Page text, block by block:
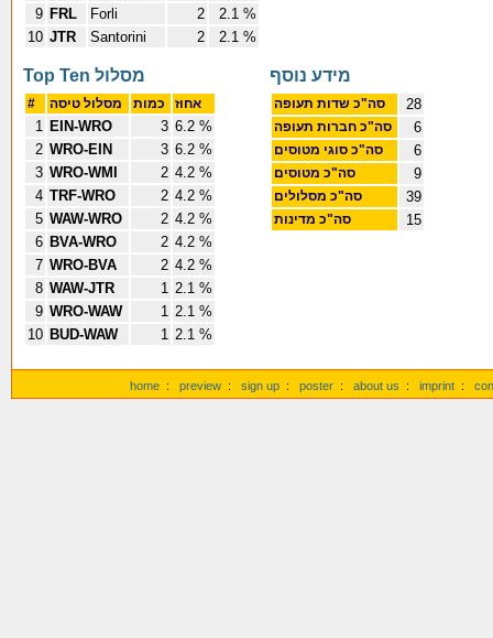
9 FRL Forli 2
2.1 %
10 JTR Santorini 2 2.1 %
Top Ten מסלול
#
1 EIN-WRO 3 6.2 %
2 WRO-EIN 3 6.2 %
3 WRO-WMI 2 4.2 %
4 TRF-WRO 2 4.2 %
5 WAW-WRO 2 4.2 %
6 BVA-WRO 2 4.2 %
7 WRO-BVA 2 4.2 %
8 WAW-JTR 1 2.1 %
9 WRO-WAW 1 2.1 %
10 BUD-WAW 1 2.1 %
מידע נוסף
סה"כ שדות תעופה 28
6
סה"כ סוגי מטוסים 6
סה"כ מטוסים 9
סה"כ מסלולים 39
סה"כ מדינות 15
home : preview : sign up : poster : about us : imprint :